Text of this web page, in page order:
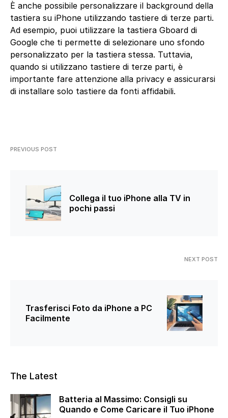
È anche possibile personalizzare il background della
tastiera su iPhone utilizzando tastiere di terze parti.
Ad esempio, puoi utilizzare la tastiera Gboard di
Google che ti permette di selezionare uno sfondo
personalizzato per la tastiera stessa. Tuttavia,
quando si utilizzano tastiere di terze parti, è
importante fare attenzione alla privacy e assicurarsi
di installare solo tastiere da fonti affidabili.
PREVIOUS POST
Collega il tuo iPhone alla TV in
pochi passi
NEXT POST
Trasferisci Foto da iPhone a PC
Facilmente
The Latest
Batteria al Massimo: Consigli su
Quando e Come Caricare il Tuo iPhone